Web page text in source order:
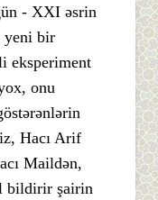
- XXI əsrin
yeni bir
eksperiment
onu
Hacı Arif
Maildən,
bildirir şairin